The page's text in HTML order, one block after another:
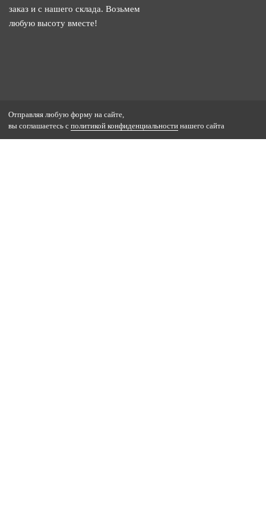
заказ и с нашего склада. Возьмем
любую высоту вместе!
Отправляя любую форму на сайте,
вы соглашаетесь с политикой конфиденциальности нашего сайта